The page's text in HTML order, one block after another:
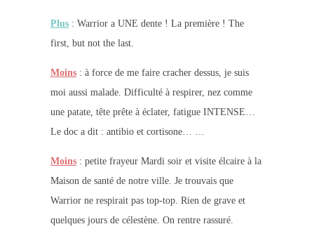
Plus: Warrior a UNE dente ! La première ! The
first, but not the last.
Moins: à force de me faire cracher dessus, je suis
moi aussi malade. Difficulté à respirer, nez comme
une patate, tête prête à éclater, fatigue INTENSE…
Le doc a dit : antibio et cortisone… …
Moins: petite frayeur Mardi soir et visite élcaire à la
Maison de santé de notre ville. Je trouvais que
Warrior ne respirait pas top-top. Rien de grave et
quelques jours de célestène. On rentre rassuré.